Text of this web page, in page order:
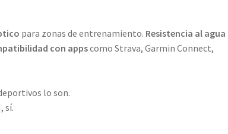
para zonas de entrenamiento. Resistencia al agua
con appscomo Strava, Garmin Connect,
lo son.
sí.